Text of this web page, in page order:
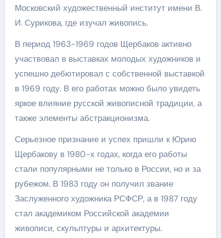
Московский художественный институт имени В.
И. Сурикова, где изучал живопись.
В период 1963-1969 годов Щербаков активно
участвовал в выставках молодых художников и
успешно дебютировал с собственной выставкой
в 1969 году. В его работах можно было увидеть
яркое влияние русской живописной традиции, а
также элементы абстракционизма.
Серьезное признание и успех пришли к Юрию
Щербакову в 1980-х годах, когда его работы
стали популярными не только в России, но и за
рубежом. В 1983 году он получил звание
Заслуженного художника РСФСР, а в 1987 году
стал академиком Российской академии
живописи, скульптуры и архитектуры.